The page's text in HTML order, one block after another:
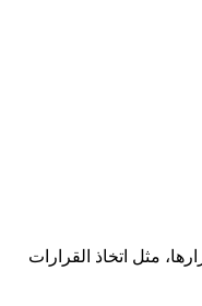
مثل اتخاذ القرارات